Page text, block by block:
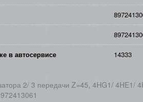
в автосервисе 14333
2/ 3 передачи Z=45, 4HG1/ 4HE1/